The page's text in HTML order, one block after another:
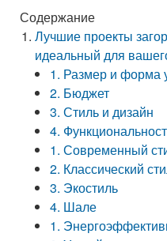
Содержание
Лучшие проекты
идеальный для
1. Размер и форма
2. Бюджет
3. Стиль и дизайн
4.
1. Современный
2. Классический
3. Экостиль
4. Шале
1.